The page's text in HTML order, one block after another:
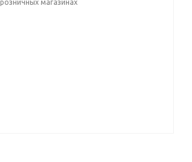
розничных магазинах